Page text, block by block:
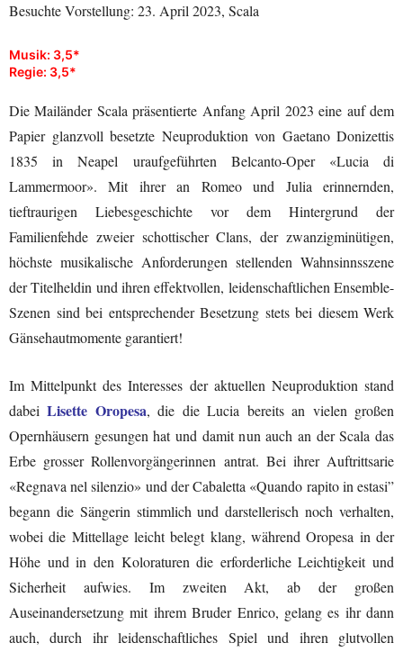
Besuchte Vorstellung: 23. April 2023, Scala
Musik: 3,5*
Regie: 3,5*
Die Mailänder Scala präsentierte Anfang April 2023 eine auf dem
Papier glanzvoll besetzte Neuproduktion von Gaetano Donizettis
1835 in Neapel uraufgeführten Belcanto-Oper «Lucia di
Lammermoor». Mit ihrer an Romeo und Julia erinnernden,
tieftraurigen Liebesgeschichte vor dem Hintergrund der
Familienfehde zweier schottischer Clans, der zwanzigminütigen,
höchste musikalische Anforderungen stellenden Wahnsinnsszene
der Titelheldin und ihren effektvollen, leidenschaftlichen Ensemble-
Szenen sind bei entsprechender Besetzung stets bei diesem Werk
Gänsehautmomente garantiert!
Im Mittelpunkt des Interesses der aktuellen Neuproduktion stand
dabeiLisette Oropesa, die die Lucia bereits an vielen großen
Opernhäusern gesungen hat und damit nun auch an der Scala das
Erbe grosser Rollenvorgängerinnen antrat. Bei ihrer Auftrittsarie
«Regnava nel silenzio» und der Cabaletta «Quando rapito in estasi”
begann die Sängerin stimmlich und darstellerisch noch verhalten,
wobei die Mittellage leicht belegt klang, während Oropesa in der
Höhe und in den Koloraturen die erforderliche Leichtigkeit und
Sicherheit aufwies. Im zweiten Akt, ab der großen
Auseinandersetzung mit ihrem Bruder Enrico, gelang es ihr dann
auch, durch ihr leidenschaftliches Spiel und ihren glutvollen